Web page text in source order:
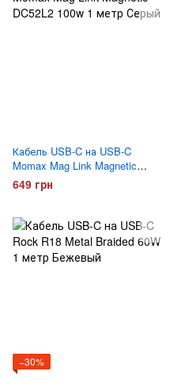
Кабель USB-C на USB-C
Momax Mag Link Magnetic
DC52L2 100w 1 метр Серый
649 грн
−30%